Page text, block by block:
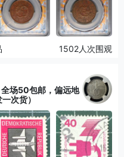
1502人次围观
场50包邮，偏远地
次货）